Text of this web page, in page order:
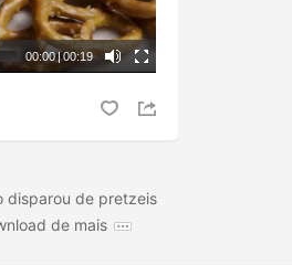
00:00|00:19
disparou de pretzeis
de mais